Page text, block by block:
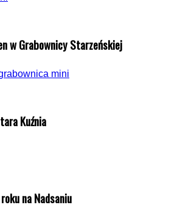
w Grabownicy Starzeńskiej
Kuźnia
na Nadsaniu